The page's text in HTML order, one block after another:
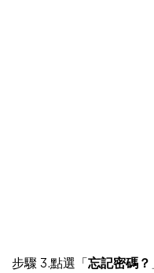
步驟 3.點選「 忘記密碼？